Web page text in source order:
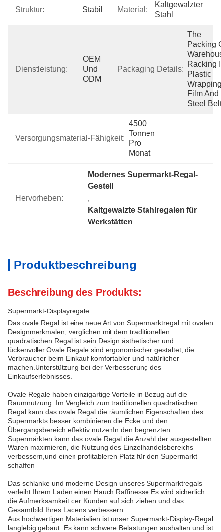
Struktur: Stabil Material:
Kaltgewalzter
Stahl
Dienstleistung:
OEM
Und
ODM
Packaging Details:
The
Packing
Racking
Plastic
Wrapping
Film And
Steel
Versorgungsmaterial-Fähigkeit:
4500
Tonnen
Pro
Monat
Hervorheben:
Modernes Supermarkt-Regal-
Gestell
,
Kaltgewalzte Stahlregalen für
Werkstätten
Produktbeschreibung
Beschreibung des Produkts:
Supermarkt-Displayregale
Das ovale Regal ist eine neue Art von Supermarktregal mit ovalen
Designmerkmalen, verglichen mit dem traditionellen
quadratischen Regal ist sein Design ästhetischer und
lückenvoller.Ovale Regale sind ergonomischer gestaltet, die
Verbraucher beim Einkauf komfortabler und natürlicher
machen.Unterstützung bei der Verbesserung des
Einkaufserlebnisses.
Ovale Regale haben einzigartige Vorteile in Bezug auf die
Raumnutzung: Im Vergleich zum traditionellen quadratischen
Regal kann das ovale Regal die räumlichen Eigenschaften des
Supermarkts besser kombinieren.die Ecke und den
Übergangsbereich effektiv nutzenIn den begrenzten
Supermärkten kann das ovale Regal die Anzahl der ausgestellten
Waren maximieren, die Nutzung des Einzelhandelsbereichs
verbessern,und einen profitableren Platz für den Supermarkt
schaffen
Das schlanke und moderne Design unseres Supermarktregals
verleiht Ihrem Laden einen Hauch Raffinesse.Es wird sicherlich
die Aufmerksamkeit der Kunden auf sich ziehen und das
Gesamtbild Ihres Ladens verbessern..
Aus hochwertigen Materialien ist unser Supermarkt-Display-Regal
langlebig gebaut. Es kann schwere Belastungen aushalten und ist